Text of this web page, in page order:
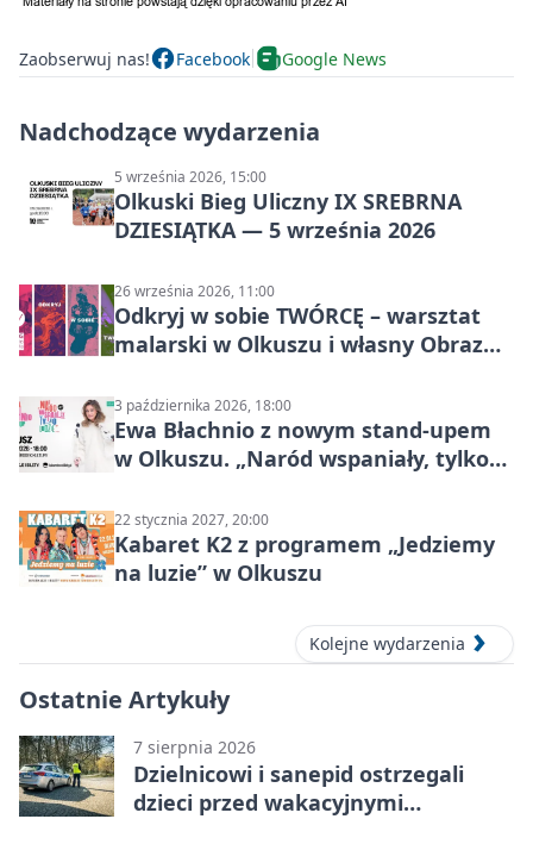
Zaobserwuj nas! Facebook Google News
Nadchodzące wydarzenia
5 września 2026, 15:00
Olkuski Bieg Uliczny IX SREBRNA
DZIESIĄTKA — 5 września 2026
26 września 2026, 11:00
Odkryj w sobie TWÓRCĘ – warsztat
malarski w Olkuszu i własny Obraz
3 października 2026, 18:00
Ewa Błachnio z nowym stand-upem
w Olkuszu. „Naród wspaniały, tylko
22 stycznia 2027, 20:00
Kabaret K2 z programem „Jedziemy
na luzie” w Olkuszu
Kolejne wydarzenia
Ostatnie Artykuły
7 sierpnia 2026
Dzielnicowi i sanepid ostrzegali
dzieci przed wakacyjnymi